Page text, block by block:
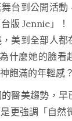
台到公開活
版 Jennie」
美到全部人都
什麼她的臉看
飽滿的年輕感？
醫美趨勢，早
更強調「自然